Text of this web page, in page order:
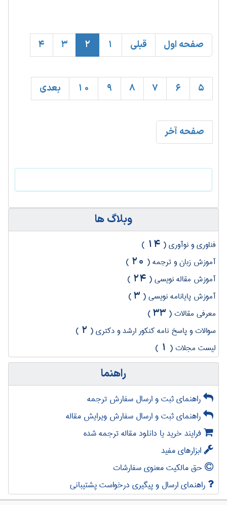
صفحه اول قبلی 1
2
3
4
5
6
7
8
9
10 بعدی
صفحه آخر
وبلاگ ها
فناوری و نوآوری ( 14
)
آموزش زبان و ترجمه ( 20
)
آموزش مقاله نویسی ( 24
)
آموزش پایانامه نویسی ( 3
)
معرفی مقالات ( 33
)
سوالات و پاسخ نامه کنکور ارشد و دکتری ( 2
)
لیست مجلات ( 1
)
راهنما
راهنمای ثبت و ارسال سفارش ترجمه
راهنمای ثبت و ارسال سفارش ویرایش مقاله
فرایند خرید یا دانلود مقاله ترجمه شده
ابزارهای مفید
حق مالکیت معنوی سفارشات
راهنمای ارسال و پیگیری درخواست پشتیبانی